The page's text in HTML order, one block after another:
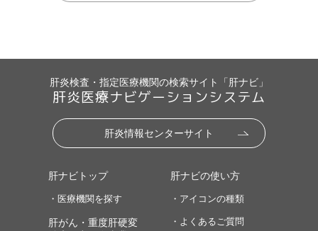
肝炎検査・指定医療機関の検索サイト「肝ナビ」
肝炎医療ナビゲーションシステム
肝炎情報センターサイト
肝ナビトップ
・医療機関を探す
肝がん・重度肝硬変
肝ナビの使い方
・アイコンの種類
・よくあるご質問